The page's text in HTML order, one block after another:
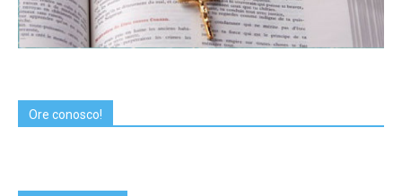
Ore conosco!